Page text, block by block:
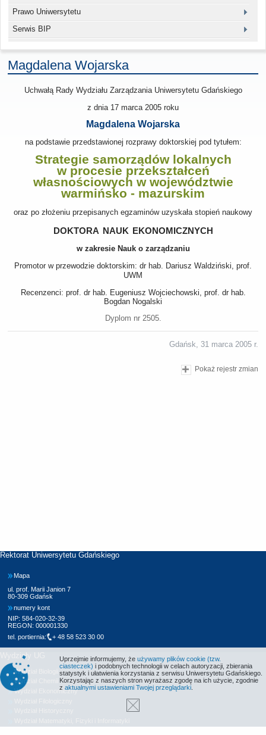
Prawo Uniwersytetu
Serwis BIP
Magdalena Wojarska
Uchwałą Rady Wydziału Zarządzania Uniwersytetu Gdańskiego
z dnia 17 marca 2005 roku
Magdalena Wojarska
na podstawie przedstawionej rozprawy doktorskiej pod tytułem:
Strategie samorządów lokalnych
w procesie przekształceń
własnościowych w województwie
warmińsko - mazurskim
oraz po złożeniu przepisanych egzaminów uzyskała stopień naukowy
doktora nauk ekonomicznych
w zakresie Nauk o zarządzaniu
Promotor w przewodzie doktorskim: dr hab. Dariusz Waldziński, prof.
UWM
Recenzenci: prof. dr hab. Eugeniusz Wojciechowski, prof. dr hab.
Bogdan Nogalski
Dyplom nr 2505.
Gdańsk, 31 marca 2005 r.
Pokaż rejestr zmian
Rektorat Uniwersytetu Gdańskiego
Mapa
ul. prof. Marii Janion 7
80-309 Gdańsk
numery kont
NIP: 584-020-32-39
REGON: 000001330
tel. portiernia:
+ 48 58 523 30 00
Wydziały UG
Wydział Biologii
Wydział Chemii
Wydział Ekonomiczny
Uprzejmie informujemy, że używamy plików cookie (tzw.
ciasteczek) i podobnych technologii w celach autoryzacji, zbierania
statystyk i ułatwienia korzystania z serwisu Uniwersytetu Gdańskiego.
Korzystając z naszych stron wyrażasz zgodę na ich użycie, zgodnie
z aktualnymi ustawieniami Twojej przeglądarki